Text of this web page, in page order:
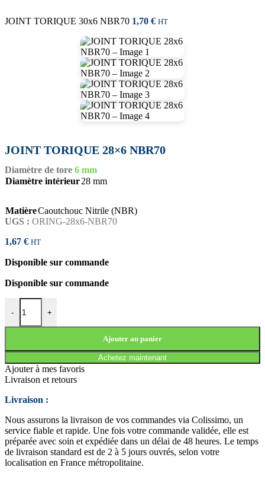
JOINT TORIQUE 30x6 NBR70 1,70 € HT
JOINT TORIQUE 28×6 NBR70
Diamètre de tore 6 mm
Diamètre intérieur28 mm
MatièreCaoutchouc Nitrile (NBR)
UGS : ORING-28x6-NBR70
1,67 € HT
Disponible sur commande
Disponible sur commande
-
quantité de JOINT TORIQUE 28x6 NBR70
+
Ajouter au panier
Achetez maintenant
Ajouter à mes favoris
Livraison et retours
Livraison :
Nous assurons la livraison de vos commandes via Colissimo, un
service fiable et rapide. Une fois votre commande validée, elle est
préparée avec soin et expédiée dans un délai de 48 heures. Le temps
de livraison standard est de 2 à 5 jours ouvrés, selon votre
localisation en France métropolitaine.